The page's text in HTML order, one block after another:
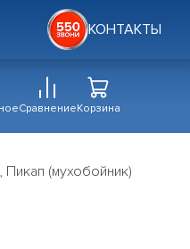
КОНТАКТЫ
СравнениеКорзина
(мухобойник)